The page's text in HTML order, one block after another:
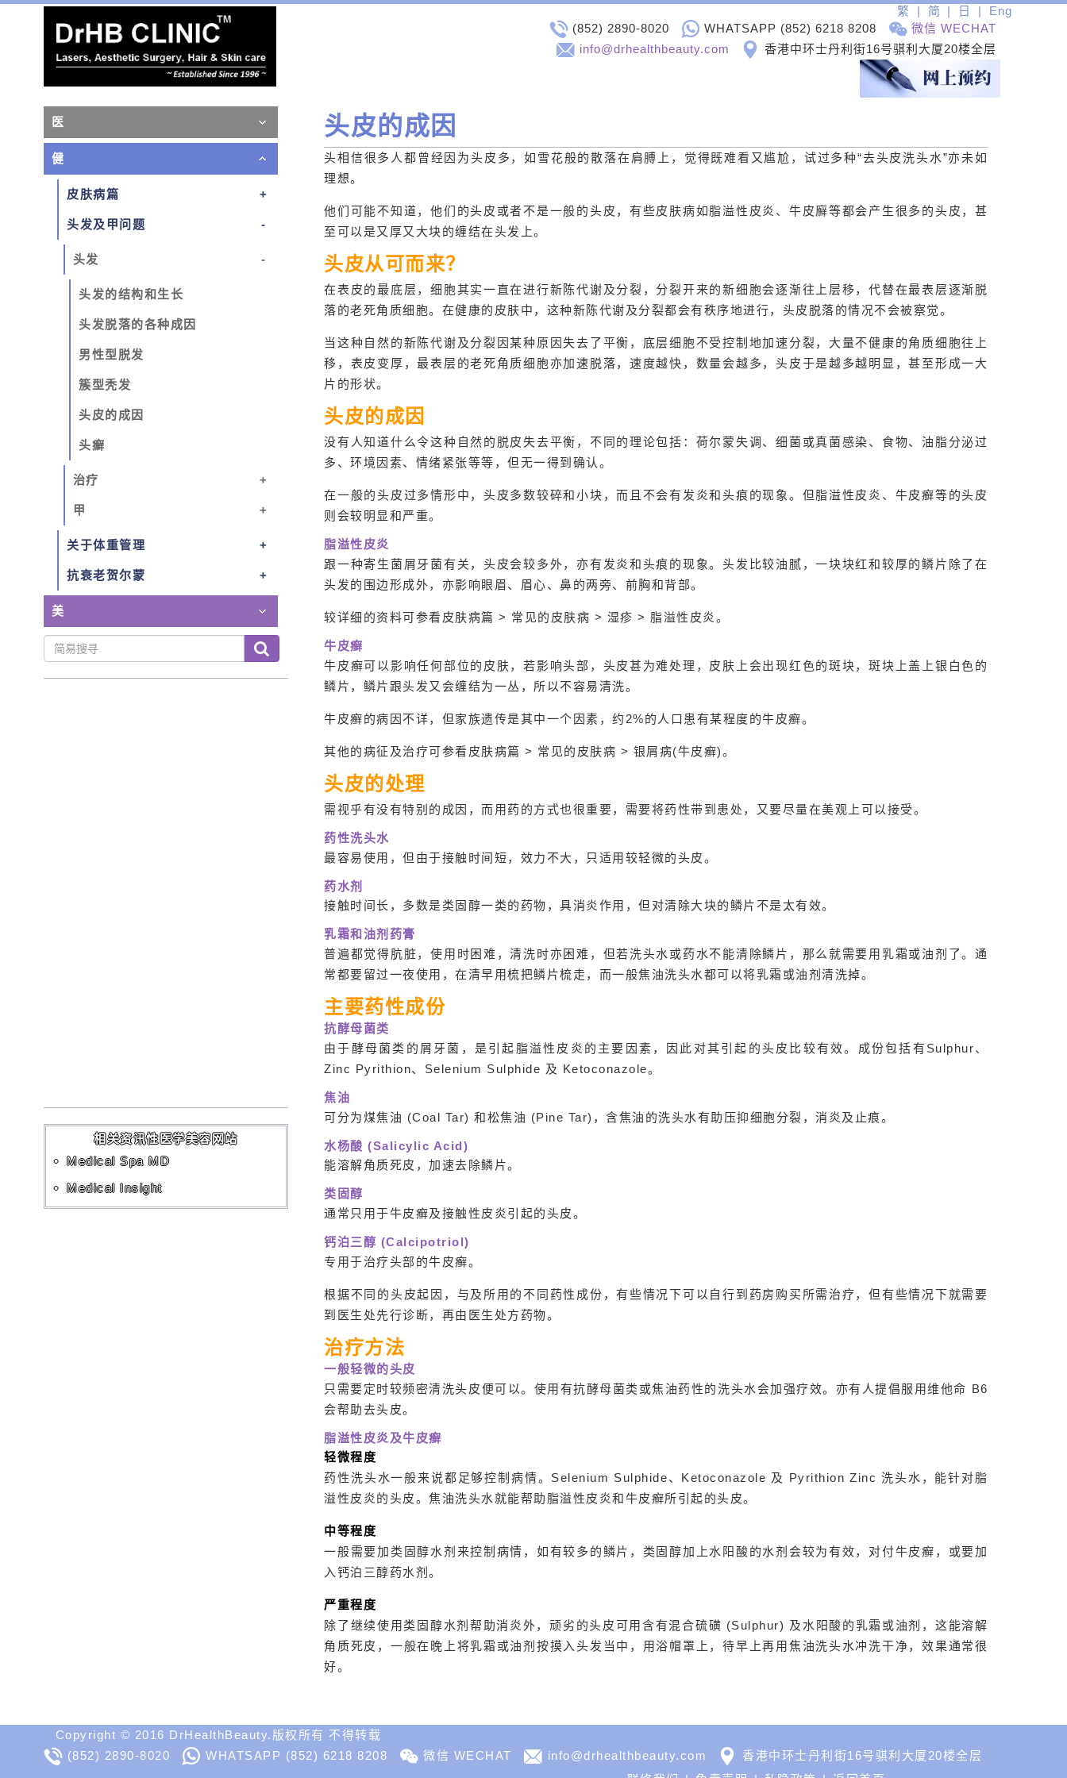
繁 简 日
Eng
(852) 2890-8020
WHATSAPP (852) 6218 8208
微信 WECHAT
info@drhealthbeauty.com
香港中环士丹利街16号骐利大厦20楼全层
医
健
皮肤病篇
头发及甲问题
头发
头发的结构和生长
头发脱落的各种成因
男性型脱发
簇型秃发
头皮的成因
头癬
治疗
甲
关于体重管理
抗衰老贺尔蒙
美
相关资讯性医学美容网站
Medical Spa MD
Medical Insight
头皮的成因
头相信很多人都曾经因为头皮多，如雪花般的散落在肩膊上，觉得既难看又尴尬，试过多种“去头皮洗头水”亦未如
理想。
他们可能不知道，他们的头皮或者不是一般的头皮，有些皮肤病如脂溢性皮炎、牛皮廯等都会产生很多的头皮，甚
至可以是又厚又大块的缠结在头发上。
头皮从可而来？
在表皮的最底层，细胞其实一直在进行新陈代谢及分裂，分裂开来的新细胞会逐渐往上层移，代替在最表层逐渐脱
落的老死角质细胞。在健康的皮肤中，这种新陈代谢及分裂都会有秩序地进行，头皮脱落的情况不会被察觉。
当这种自然的新陈代谢及分裂因某种原因失去了平衡，底层细胞不受控制地加速分裂，大量不健康的角质细胞往上
移，表皮变厚，最表层的老死角质细胞亦加速脱落，速度越快，数量会越多，头皮于是越多越明显，甚至形成一大
片的形状。
头皮的成因
没有人知道什么令这种自然的脱皮失去平衡，不同的理论包括：荷尔蒙失调、细菌或真菌感染、食物、油脂分泌过
多、环境因素、情绪紧张等等，但无一得到确认。
在一般的头皮过多情形中，头皮多数较碎和小块，而且不会有发炎和头痕的现象。但脂溢性皮炎、牛皮癣等的头皮
则会较明显和严重。
脂溢性皮炎
跟一种寄生菌屑牙菌有关，头皮会较多外，亦有发炎和头痕的现象。头发比较油腻，一块块红和较厚的鳞片除了在
头发的围边形成外，亦影响眼眉、眉心、鼻的两旁、前胸和背部。
较详细的资料可参看皮肤病篇 > 常见的皮肤病 > 湿疹 > 脂溢性皮炎。
牛皮癣
牛皮癣可以影响任何部位的皮肤，若影响头部，头皮甚为难处理，皮肤上会出现红色的斑块，斑块上盖上银白色的
鳞片，鳞片跟头发又会缠结为一丛，所以不容易清洗。
牛皮癣的病因不详，但家族遗传是其中一个因素，约2%的人口患有某程度的牛皮癣。
其他的病征及治疗可参看皮肤病篇 > 常见的皮肤病 > 银屑病(牛皮癣)。
头皮的处理
需视乎有没有特别的成因，而用药的方式也很重要，需要将药性带到患处，又要尽量在美观上可以接受。
药性洗头水
最容易使用，但由于接触时间短，效力不大，只适用较轻微的头皮。
药水剂
接触时间长，多数是类固醇一类的药物，具消炎作用，但对清除大块的鳞片不是太有效。
乳霜和油剂药膏
普遍都觉得肮脏，使用时困难，清洗时亦困难，但若洗头水或药水不能清除鳞片，那么就需要用乳霜或油剂了。通
常都要留过一夜使用，在清早用梳把鳞片梳走，而一般焦油洗头水都可以将乳霜或油剂清洗掉。
主要药性成份
抗酵母菌类
由于酵母菌类的屑牙菌，是引起脂溢性皮炎的主要因素，因此对其引起的头皮比较有效。成份包括有Sulphur、
Zinc Pyrithion、Selenium Sulphide 及 Ketoconazole。
焦油
可分为煤焦油 (Coal Tar) 和松焦油 (Pine Tar)，含焦油的洗头水有助压抑细胞分裂，消炎及止痕。
水杨酸 (Salicylic Acid)
能溶解角质死皮，加速去除鳞片。
类固醇
通常只用于牛皮癣及接触性皮炎引起的头皮。
钙泊三醇 (Calcipotriol)
专用于治疗头部的牛皮癣。
根据不同的头皮起因，与及所用的不同药性成份，有些情况下可以自行到药房购买所需治疗，但有些情况下就需要
到医生处先行诊断，再由医生处方药物。
治疗方法
一般轻微的头皮
只需要定时较频密清洗头皮便可以。使用有抗酵母菌类或焦油药性的洗头水会加强疗效。亦有人提倡服用维他命 B6
会帮助去头皮。
脂溢性皮炎及牛皮癣
轻微程度
药性洗头水一般来说都足够控制病情。Selenium Sulphide、Ketoconazole 及 Pyrithion Zinc 洗头水，能针对脂
溢性皮炎的头皮。焦油洗头水就能帮助脂溢性皮炎和牛皮癣所引起的头皮。
中等程度
一般需要加类固醇水剂来控制病情，如有较多的鳞片，类固醇加上水阳酸的水剂会较为有效，对付牛皮癣，或要加
入钙泊三醇药水剂。
严重程度
除了继续使用类固醇水剂帮助消炎外，顽劣的头皮可用含有混合硫磺 (Sulphur) 及水阳酸的乳霜或油剂，这能溶解
角质死皮，一般在晚上将乳霜或油剂按摸入头发当中，用浴帽罩上，待早上再用焦油洗头水冲洗干净，效果通常很
好。
Copyright © 2016 DrHealthBeauty.版权所有 不得转载
(852) 2890-8020
WHATSAPP (852) 6218 8208 微信 WECHAT info@drhealthbeauty.com
香港中环士丹利街16号骐利大厦20楼全层